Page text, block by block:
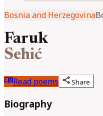
Bosnia and Herzegovina
Faruk
Sehić
menu_bookRead poems shareShare
Biography